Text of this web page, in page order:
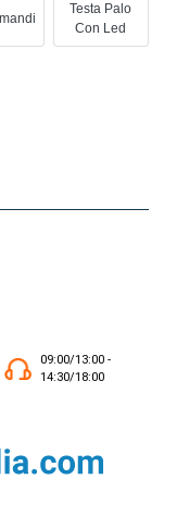
Testa Palo
Con Led
09:00/13:00 -
14:30/18:00